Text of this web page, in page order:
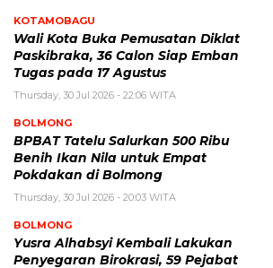
KOTAMOBAGU
Wali Kota Buka Pemusatan Diklat
Paskibraka, 36 Calon Siap Emban
Tugas pada 17 Agustus
Thursday, 30 Jul 2026 - 22:06 WITA
BOLMONG
BPBAT Tatelu Salurkan 500 Ribu
Benih Ikan Nila untuk Empat
Pokdakan di Bolmong
Thursday, 30 Jul 2026 - 20:03 WITA
BOLMONG
Yusra Alhabsyi Kembali Lakukan
Penyegaran Birokrasi, 59 Pejabat